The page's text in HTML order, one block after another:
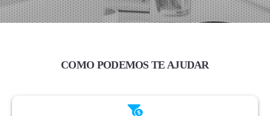
COMO PODEMOS TE AJUDAR